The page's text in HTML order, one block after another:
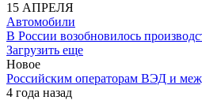
15 АПРЕЛЯ
Автомобили
В России возобновилось
Загрузить еще
Новое
Российским операторам ВЭД и
4 года назад